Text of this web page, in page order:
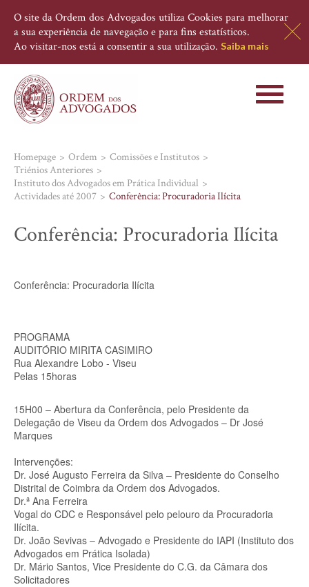
O site da Ordem dos Advogados utiliza Cookies para melhorar
a sua experiência de navegação e para fins estatísticos.
Ao visitar-nos está a consentir a sua utilização. Saiba mais
Toggle
Homepage Ordem
Comissões e Institutos
Triénios Anteriores
Instituto dos Advogados em Prática Individual
Actividades até 2007
Conferência: Procuradoria Ilícita
Conferência: Procuradoria Ilícita
Conferência: Procuradoria Ilícita
PROGRAMA
AUDITÓRIO MIRITA CASIMIRO
Rua Alexandre Lobo - Viseu
Pelas 15horas
15H00 – Abertura da Conferência, pelo Presidente da
Delegação de Viseu da Ordem dos Advogados – Dr José
Marques
Intervenções:
Dr. José Augusto Ferreira da Silva – Presidente do Conselho
Distrital de Coimbra da Ordem dos Advogados.
Dr.ª Ana Ferreira
Vogal do CDC e Responsável pelo pelouro da Procuradoria
Ilícita.
Dr. João Sevivas – Advogado e Presidente do IAPI (Instituto dos
Advogados em Prática Isolada)
Dr. Mário Santos, Vice Presidente do C.G. da Câmara dos
Solicitadores